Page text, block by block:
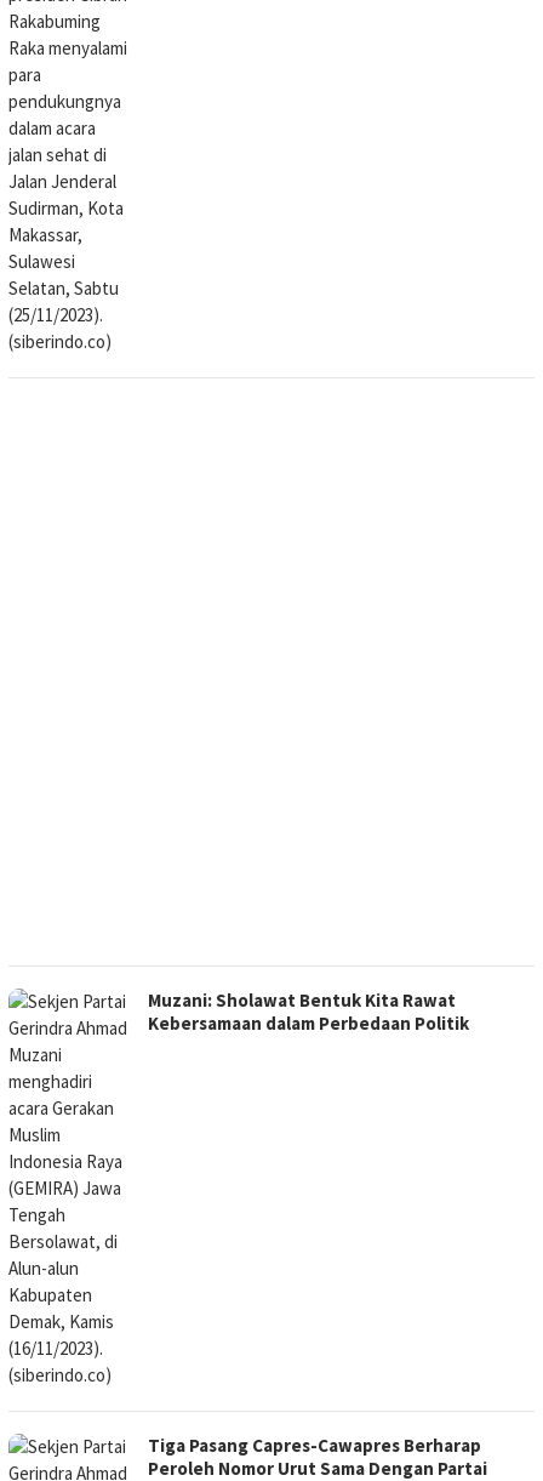
Muzani: Sholawat Bentuk Kita Rawat
Kebersamaan dalam Perbedaan Politik
Tiga Pasang Capres-Cawapres Berharap
Peroleh Nomor Urut Sama Dengan Partai